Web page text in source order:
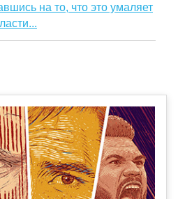
на то, что это умаляет